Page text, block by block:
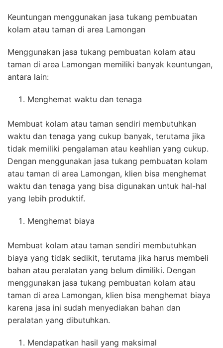
Keuntungan menggunakan jasa tukang pembuatan
kolam atau taman di area Lamongan
Menggunakan jasa tukang pembuatan kolam atau
taman di area Lamongan memiliki banyak keuntungan,
antara lain:
Menghemat waktu dan tenaga
Membuat kolam atau taman sendiri membutuhkan
waktu dan tenaga yang cukup banyak, terutama jika
tidak memiliki pengalaman atau keahlian yang cukup.
Dengan menggunakan jasa tukang pembuatan kolam
atau taman di area Lamongan, klien bisa menghemat
waktu dan tenaga yang bisa digunakan untuk hal-hal
yang lebih produktif.
Menghemat biaya
Membuat kolam atau taman sendiri membutuhkan
biaya yang tidak sedikit, terutama jika harus membeli
bahan atau peralatan yang belum dimiliki. Dengan
menggunakan jasa tukang pembuatan kolam atau
taman di area Lamongan, klien bisa menghemat biaya
karena jasa ini sudah menyediakan bahan dan
peralatan yang dibutuhkan.
Mendapatkan hasil yang maksimal